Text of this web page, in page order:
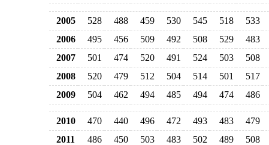
2005 528 488 459 530 545 518 533
2006
495 456 509 492 508 529 483
2007
501 474 520 491 524 503 508
2008
520 479 512 504 514 501 517
2009
504 462 494 485 494 474 486
2010 470 440 496 472 493 483 479
2011
486 450 503 483 502 489 508